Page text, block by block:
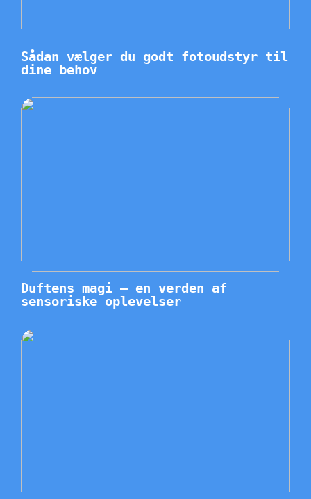
Sådan vælger du godt fotoudstyr til
dine behov
Duftens magi – en verden af
sensoriske oplevelser